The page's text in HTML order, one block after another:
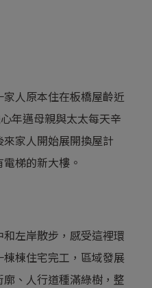
人原本住在板橋屋齡近
年邁母親與太太每天辛
家人開始展開換屋計
梯的新大樓。
左岸散步，感受這裡環
棟住宅完工，區域發展
、人行道種滿綠樹，整